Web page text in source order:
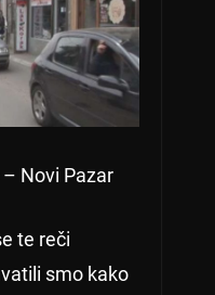
Novi Pazar
te reči
smo kako